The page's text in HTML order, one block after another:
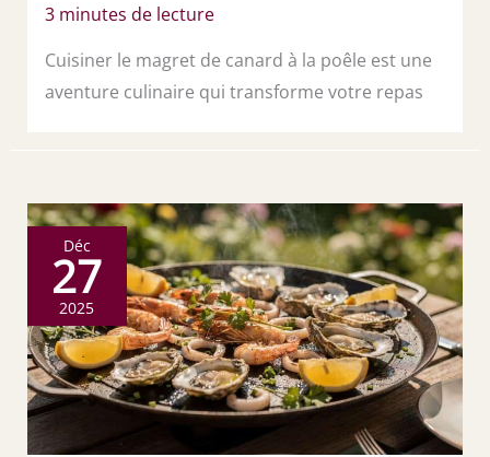
3 minutes de lecture
Cuisiner le magret de canard à la poêle est une
aventure culinaire qui transforme votre repas
Déc
27
2025